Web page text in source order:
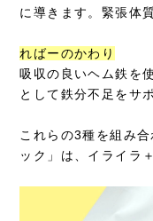
に導きます。緊張体
ればーのかわり
吸収の良いヘム鉄を
として鉄分不足をサ
これらの3種を組み
ック」は、イライラ